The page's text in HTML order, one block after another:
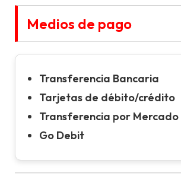
Medios de pago
Transferencia Bancaria
Tarjetas de débito/crédito
Transferencia por Mercado
Go Debit